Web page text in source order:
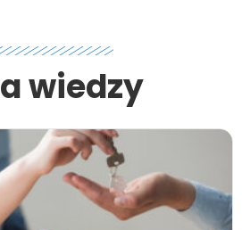
wiedzy